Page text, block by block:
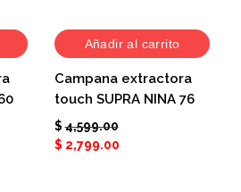
Añadir al carrito
Campana extractora
touch SUPRA NINA 76
$ 4,599.00
$ 2,799.00